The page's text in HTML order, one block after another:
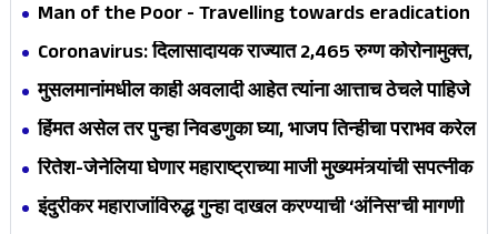
Man of the Poor - Travelling towards eradication
of the Poor
Coronavirus: दिलासादायक राज्यात 2,465 रुग्ण कोरोनामुक्त,
एकूण रुग्णांची संख्या 14, 541 वर
मुसलमानांमधील काही अवलादी आहेत त्यांना आत्ताच ठेचले पाहिजे
– राज ठाकरे
हिंमत असेल तर पुन्हा निवडणुका घ्या, भाजप तिन्हीचा पराभव करेल
- देवेंद्र फडणवीस
रितेश-जेनेलिया घेणार महाराष्ट्राच्या माजी मुख्यमंत्र्यांची सपत्नीक
मुलाखत
इंदुरीकर महाराजांविरुद्ध गुन्हा दाखल करण्याची ‘अंनिस’ची मागणी